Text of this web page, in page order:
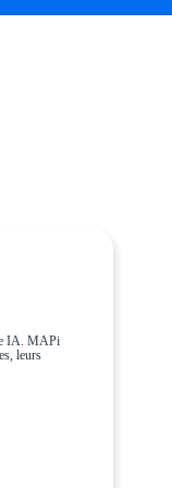
IA. MAPi
leurs